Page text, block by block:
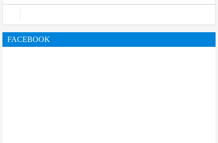
FACEBOOK